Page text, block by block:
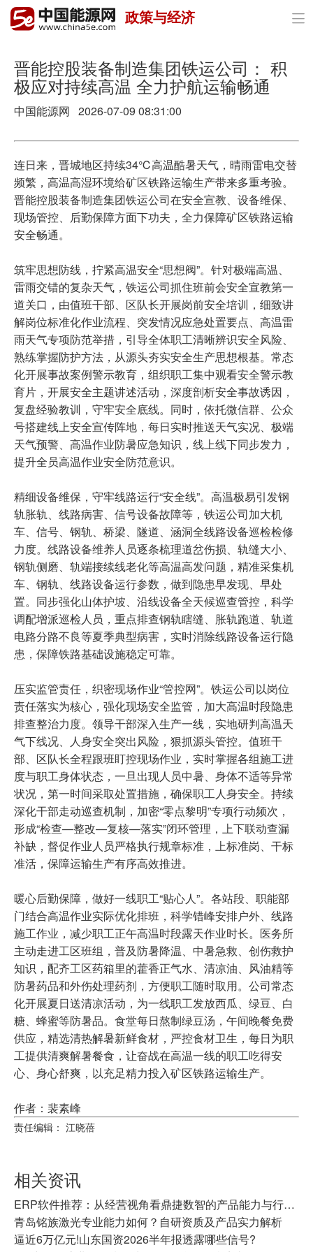
首页
政策与经济
油气
电力
新能源
节能环保
政策与经济 
晋能控股装备制造集团铁运公司： 积
极应对持续高温 全力护航运输畅通
中国能源网 2026-07-09 08:31:00
连日来，晋城地区持续34℃高温酷暑天气，晴雨雷电交替
频繁，高温高湿环境给矿区铁路运输生产带来多重考验。
晋能控股装备制造集团铁运公司在安全宣教、设备维保、
现场管控、后勤保障方面下功夫，全力保障矿区铁路运输
安全畅通。
筑牢思想防线，拧紧高温安全“思想阀”。针对极端高温、
雷雨交错的复杂天气，铁运公司抓住班前会安全宣教第一
道关口，由值班干部、区队长开展岗前安全培训，细致讲
解岗位标准化作业流程、突发情况应急处置要点、高温雷
雨天气专项防范举措，引导全体职工清晰辨识安全风险、
熟练掌握防护方法，从源头夯实安全生产思想根基。常态
化开展事故案例警示教育，组织职工集中观看安全警示教
育片，开展安全主题讲述活动，深度剖析安全事故诱因，
复盘经验教训，守牢安全底线。同时，依托微信群、公众
号搭建线上安全宣传阵地，每日实时推送天气实况、极端
天气预警、高温作业防暑应急知识，线上线下同步发力，
提升全员高温作业安全防范意识。
精细设备维保，守牢线路运行“安全线”。高温极易引发钢
轨胀轨、线路病害、信号设备故障等，铁运公司加大机
车、信号、钢轨、桥梁、隧道、涵洞全线路设备巡检检修
力度。线路设备维养人员逐条梳理道岔伤损、轨缝大小、
钢轨侧磨、轨端接续线老化等高温高发问题，精准采集机
车、钢轨、线路设备运行参数，做到隐患早发现、早处
置。同步强化山体护坡、沿线设备全天候巡查管控，科学
调配增派巡检人员，重点排查钢轨瞎缝、胀轨跑道、轨道
电路分路不良等夏季典型病害，实时消除线路设备运行隐
患，保障铁路基础设施稳定可靠。
压实监管责任，织密现场作业“管控网”。铁运公司以岗位
责任落实为核心，强化现场安全监管，加大高温时段隐患
排查整治力度。领导干部深入生产一线，实地研判高温天
气下线况、人身安全突出风险，狠抓源头管控。值班干
部、区队长全程跟班盯控现场作业，实时掌握各组施工进
度与职工身体状态，一旦出现人员中暑、身体不适等异常
状况，第一时间采取处置措施，确保职工人身安全。持续
深化干部走动巡查机制，加密“零点黎明”专项行动频次，
形成“检查—整改—复核—落实”闭环管理，上下联动查漏
补缺，督促作业人员严格执行规章标准，上标准岗、干标
准活，保障运输生产有序高效推进。
暖心后勤保障，做好一线职工“贴心人”。各站段、职能部
门结合高温作业实际优化排班，科学错峰安排户外、线路
施工作业，减少职工正午高温时段露天作业时长。医务所
主动走进工区班组，普及防暑降温、中暑急救、创伤救护
知识，配齐工区药箱里的藿香正气水、清凉油、风油精等
防暑药品和外伤处理药剂，方便职工随时取用。公司常态
化开展夏日送清凉活动，为一线职工发放西瓜、绿豆、白
糖、蜂蜜等防暑品。食堂每日熬制绿豆汤，午间晚餐免费
供应，精选清热解暑新鲜食材，严控食材卫生，每日为职
工提供清爽解暑餐食，让奋战在高温一线的职工吃得安
心、身心舒爽，以充足精力投入矿区铁路运输生产。
作者：裴素峰
责任编辑： 江晓蓓
相关资讯
ERP软件推荐：从经营视角看鼎捷数智的产品能力与行业价值
青岛铭族激光专业能力如何？自研资质及产品实力解析
逼近6万亿元!山东国资2026半年报透露哪些信号?